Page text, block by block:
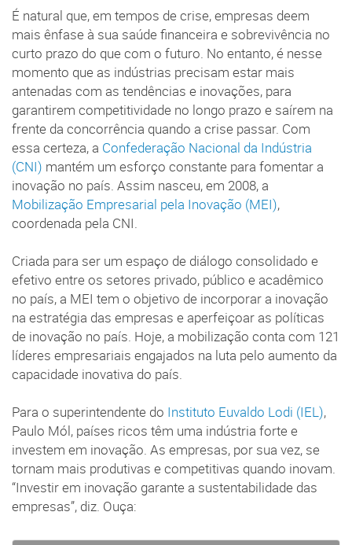
É natural que, em tempos de crise, empresas deem
mais ênfase à sua saúde financeira e sobrevivência no
curto prazo do que com o futuro. No entanto, é nesse
momento que as indústrias precisam estar mais
antenadas com as tendências e inovações, para
garantirem competitividade no longo prazo e saírem na
frente da concorrência quando a crise passar. Com
essa certeza, a Confederação Nacional da Indústria
(CNI) mantém um esforço constante para fomentar a
inovação no país. Assim nasceu, em 2008, a
Mobilização Empresarial pela Inovação (MEI),
coordenada pela CNI.
Criada para ser um espaço de diálogo consolidado e
efetivo entre os setores privado, público e acadêmico
no país, a MEI tem o objetivo de incorporar a inovação
na estratégia das empresas e aperfeiçoar as políticas
de inovação no país. Hoje, a mobilização conta com 121
líderes empresariais engajados na luta pelo aumento da
capacidade inovativa do país.
Para o superintendente do Instituto Euvaldo Lodi (IEL),
Paulo Mól, países ricos têm uma indústria forte e
investem em inovação. As empresas, por sua vez, se
tornam mais produtivas e competitivas quando inovam.
“Investir em inovação garante a sustentabilidade das
empresas”, diz. Ouça: